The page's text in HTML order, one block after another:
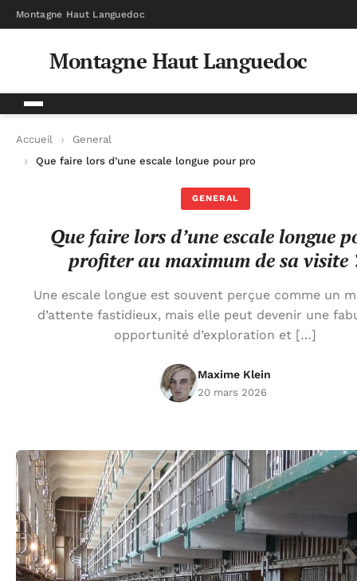
Montagne Haut Languedoc
Montagne Haut Languedoc
Accueil
General
Que faire lors d’une escale longue pour profiter au maximum
GENERAL
Que faire lors d’une escale longue
profiter au maximum de sa visite
Une escale longue est souvent perçue comme un
d’attente fastidieux, mais elle peut devenir une
opportunité d’exploration et […]
Maxime Klein
20 mars 2026